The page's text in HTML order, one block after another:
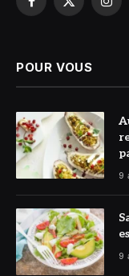
Facebook
X
POUR VOUS
© DR
9
© DR
9